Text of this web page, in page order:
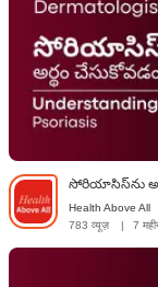
సోరియాసిస్‌ను
Health Above All
783 व्यूज़
| 7